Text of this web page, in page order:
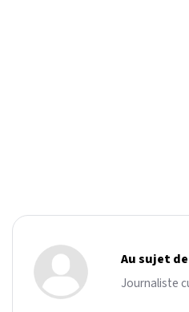
Au sujet
Journaliste